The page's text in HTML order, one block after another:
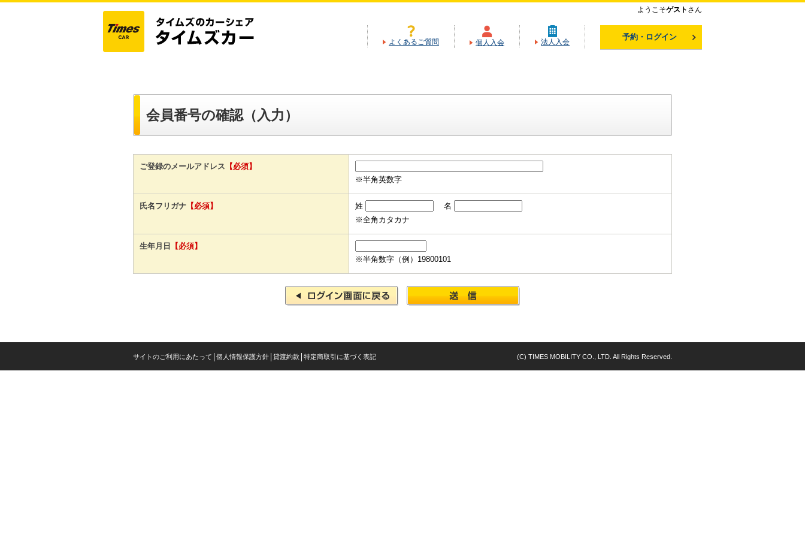
ようこそゲスト さん
よくあるご質問 個人入会 法人入会
予約・ログイン
会員番号の確認（入力）
ご登録のメールアドレス 【必須】
※半角英数字
氏名フリガナ 【必須】 姓
名
※全角カタカナ
生年月日
【必須】
※半角数字（例）19800101
サイトのご利用にあたって 個人情報保護方針 貸渡約款 特定商取引に基づく表記 (C) TIMES MOBILITY CO., LTD. All Rights Reserved.